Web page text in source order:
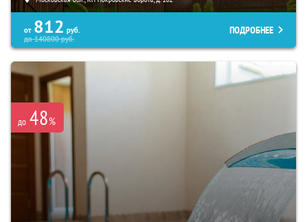
от 812 руб.
до140800руб.
ПОДРОБНЕЕ
до 48%